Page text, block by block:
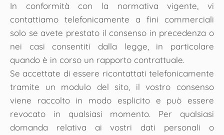
In conformità con la normativa vigente, vi
contattiamo telefonicamente a fini commerciali
solo se avete prestato il consenso in precedenza o
nei casi consentiti dalla legge, in particolare
quando è in corso un rapporto contrattuale.
Se accettate di essere ricontattati telefonicamente
tramite un modulo del sito, il vostro consenso
viene raccolto in modo esplicito e può essere
revocato in qualsiasi momento. Per qualsiasi
domanda relativa ai vostri dati personali o